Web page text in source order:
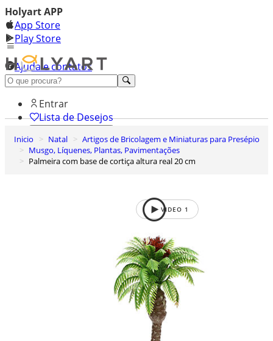
Holyart APP
App Store
Play Store
Ajuda e contatos
Conheça premium
Entrar
Lista de Desejos
Carrinho de Compras
Inicio Natal
Artigos de Bricolagem e Miniaturas para Presépio
Musgo, Líquenes, Plantas, Pavimentações
Palmeira com base de cortiça altura real 20 cm
VIDEO 1